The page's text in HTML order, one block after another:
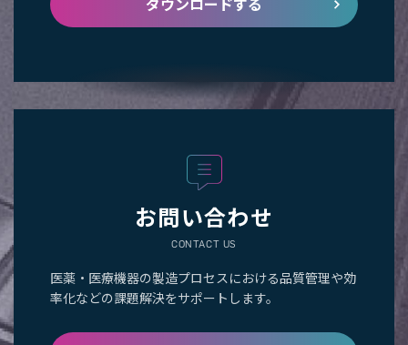
ダウンロードする
お問い合わせ
CONTACT US
医薬・医療機器の製造プロセスにおける品質管理や効
率化などの課題解決をサポートします。